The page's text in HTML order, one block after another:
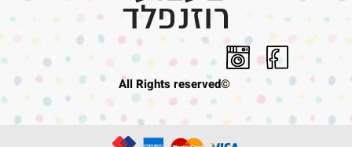
©All Rights reserved